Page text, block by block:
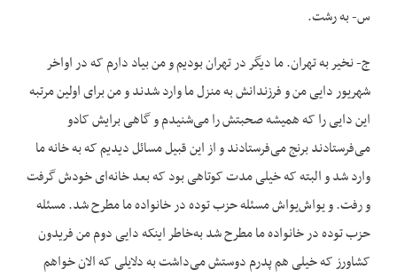
س- به رشت.
ج- نخیر به تهران. ما دیگر در تهران بودیم و من بیاد دارم که در اواخر
شهریور دایی من و فرزندانش به منزل ما وارد شدند و من برای اولین مرتبه
این دایی را که همیشه صحبتش را می‌شنیدم و گاهی برایش کادو
می‌فرستادند برنج می‌فرستادند و از این قبیل مسائل دیدیم که به خانه ما
وارد شد و البته که خیلی مدت کوتاهی بود که بعد خانه‌ای خودش گرفت
و رفت. و یواش‌یواش مسئله حزب توده در خانواده ما مطرح شد. مسئله
حزب توده در خانواده ما مطرح شد به‌خاطر اینکه دایی دوم من فریدون
کشاورز که خیلی هم پدرم دوستش می‌داشت به دلایلی که الان خواهم